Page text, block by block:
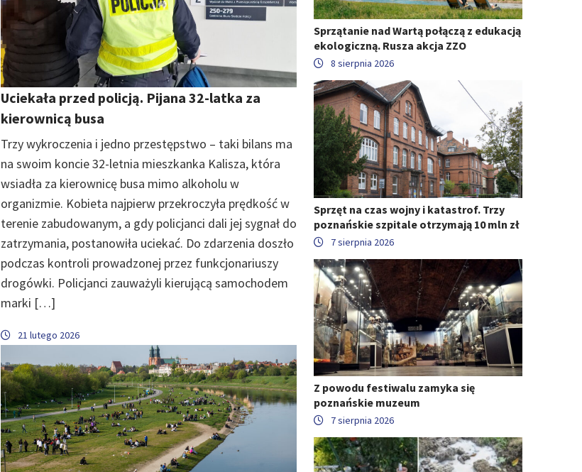
Uciekała przed policją. Pijana 32-latka za
kierownicą busa
Trzy wykroczenia i jedno przestępstwo – taki bilans ma
na swoim koncie 32-letnia mieszkanka Kalisza, która
wsiadła za kierownicę busa mimo alkoholu w
organizmie. Kobieta najpierw przekroczyła prędkość w
terenie zabudowanym, a gdy policjanci dali jej sygnał do
zatrzymania, postanowiła uciekać. Do zdarzenia doszło
podczas kontroli prowadzonej przez funkcjonariuszy
drogówki. Policjanci zauważyli kierującą samochodem
marki […]
21 lutego 2026
Sprzątanie nad Wartą połączą z edukacją
ekologiczną. Rusza akcja ZZO
8 sierpnia 2026
Sprzęt na czas wojny i katastrof. Trzy
poznańskie szpitale otrzymają 10 mln zł
7 sierpnia 2026
Z powodu festiwalu zamyka się
poznańskie muzeum
7 sierpnia 2026